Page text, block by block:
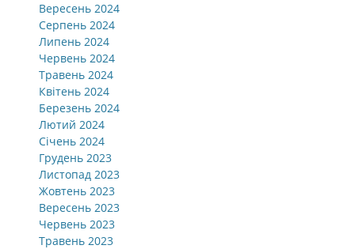
Вересень 2024
Серпень 2024
Липень 2024
Червень 2024
Травень 2024
Квітень 2024
Березень 2024
Лютий 2024
Січень 2024
Грудень 2023
Листопад 2023
Жовтень 2023
Вересень 2023
Червень 2023
Травень 2023